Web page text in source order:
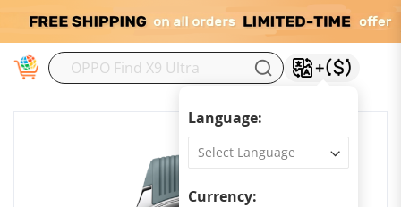
Language:
Currency: